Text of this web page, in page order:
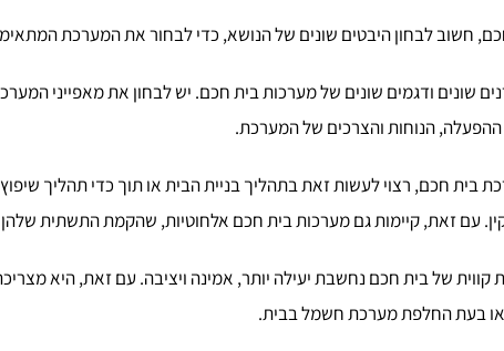
חשוב לבחון היבטים שונים של הנושא, כדי לבחור את המערכת
שונים ודגמים שונים של מערכות בית חכם. יש לבחון את מאפייני
ההפעלה, הנוחות והצרכים של המערכת.
בית חכם, רצוי לעשות זאת בתהליך בניית הבית או תוך כדי תהליך
עם זאת, קיימות גם מערכות בית חכם אלחוטיות, שהקמת התשתית
קווית של בית חכם נחשבת יעילה יותר, אמינה ויציבה. עם זאת, היא
או בעת החלפת מערכת חשמל בבית.